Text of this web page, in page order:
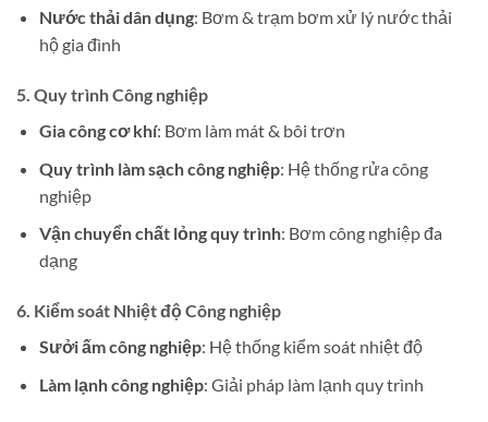
Nước thải dân dụng: Bơm & trạm bơm xử lý nước thải
hộ gia đình
5. Quy trình Công nghiệp
Gia công cơ khí: Bơm làm mát & bôi trơn
Quy trình làm sạch công nghiệp: Hệ thống rửa công
nghiệp
Vận chuyển chất lỏng quy trình: Bơm công nghiệp đa
dạng
6. Kiểm soát Nhiệt độ Công nghiệp
Sưởi ấm công nghiệp: Hệ thống kiểm soát nhiệt độ
Làm lạnh công nghiệp: Giải pháp làm lạnh quy trình